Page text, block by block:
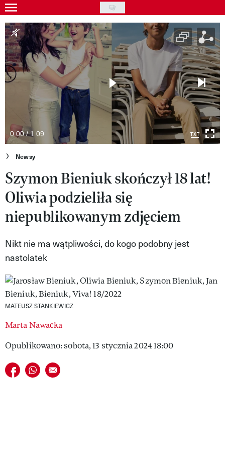
Skip
to
main
content
Gwiazdy
Ludzie
Moda
Styl życia
Kultura
Wideo
Nasze akcje
VIVA!ART
VIVA!MODA
VIVA!MAN
VIVA!PEOPLE POWER
VIVA!ITAKA
MAGAZYN VIVA!
0:00 / 1:09
Newsy
Szymon Bieniuk skończył 18 lat!
Oliwia podzieliła się
niepublikowanym zdjęciem
Nikt nie ma wątpliwości, do kogo podobny jest
nastolatek
MATEUSZ STANKIEWICZ
Marta Nawacka
Opublikowano: sobota, 13 stycznia 2024 18:00
Udostępnij na facebook
Udostępnij na whatsapp
E-mail do przyjaciela